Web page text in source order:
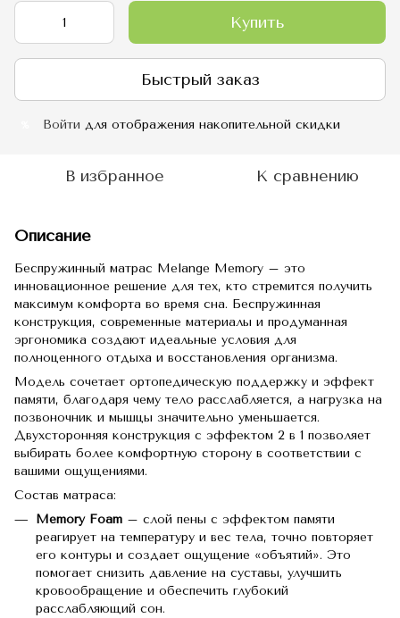
Купить
Быстрый заказ
Войти для отображения накопительной скидки
В избранное К сравнению
Описание
Беспружинный матрас Melange Memory – это
инновационное решение для тех, кто стремится получить
максимум комфорта во время сна. Беспружинная
конструкция, современные материалы и продуманная
эргономика создают идеальные условия для
полноценного отдыха и восстановления организма.
Модель сочетает ортопедическую поддержку и эффект
памяти, благодаря чему тело расслабляется, а нагрузка на
позвоночник и мышцы значительно уменьшается.
Двухсторонняя конструкция с эффектом 2 в 1 позволяет
выбирать более комфортную сторону в соответствии с
вашими ощущениями.
Состав матраса:
Memory Foam – слой пены с эффектом памяти
реагирует на температуру и вес тела, точно повторяет
его контуры и создает ощущение «объятий». Это
помогает снизить давление на суставы, улучшить
кровообращение и обеспечить глубокий
расслабляющий сон.